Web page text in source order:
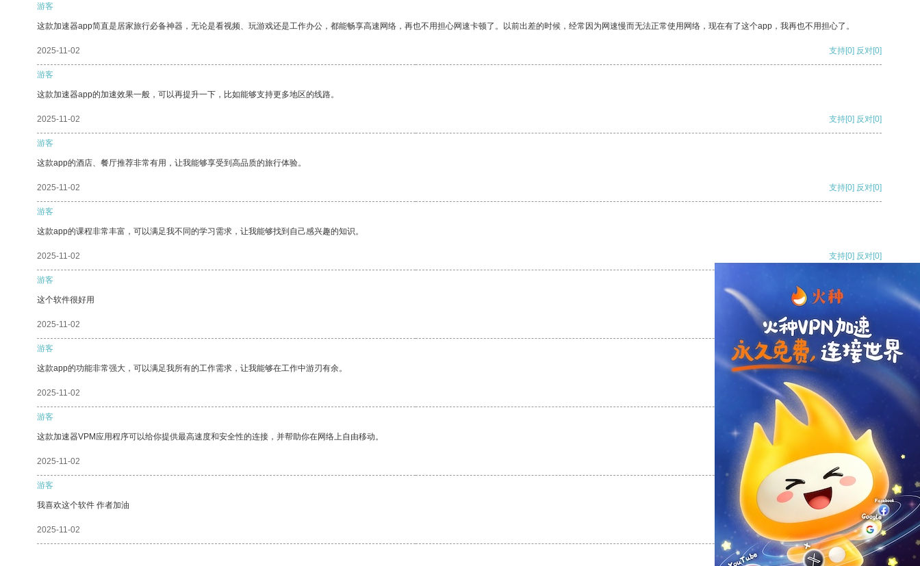
游客
这款加速器app简直是居家旅行必备神器，无论是看视频、玩游戏还是工作办公，都能畅享高速网络，再也不用担心网速卡顿了。以前出差的时候，经常因为网速慢而无法正常使用网络，现在有了这个app，我再也不用担心了。
2025-11-02 支持[0] 反对[0]
游客
这款加速器app的加速效果一般，可以再提升一下，比如能够支持更多地区的线路。
2025-11-02 支持[0] 反对[0]
游客
这款app的酒店、餐厅推荐非常有用，让我能够享受到高品质的旅行体验。
2025-11-02 支持[0] 反对[0]
游客
这款app的课程非常丰富，可以满足我不同的学习需求，让我能够找到自己感兴趣的知识。
2025-11-02 支持[0] 反对[0]
游客
这个软件很好用
2025-11-02 支持[0] 反对
游客
这款app的功能非常强大，可以满足我所有的工作需求，让我能够在工作中游刃有余。
2025-11-02 支持
游客
这款加速器VPM应用程序可以给你提供最高速度和安全性的连接，并帮助你在网络上自由移动。
2025-11-02 反对 [0]
游客
我喜欢这个软件 作者加油
2025-11-02 支持[0] 反对[0]